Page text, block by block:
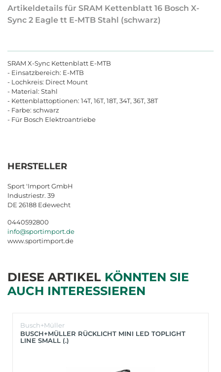
Artikeldetails für SRAM Kettenblatt 16 Bosch X-
Sync 2 Eagle tt E-MTB Stahl (schwarz)
SRAM X-Sync Kettenblatt E-MTB
- Einsatzbereich: E-MTB
- Lochkreis: Direct Mount
- Material: Stahl
- Kettenblattoptionen: 14T, 16T, 18T, 34T, 36T, 38T
- Farbe: schwarz
- Für Bosch Elektroantriebe
HERSTELLER
Sport 'Import GmbH
Industriestr. 39
DE 26188 Edewecht
0440592800
info@sportimport.de
www.sportimport.de
DIESE ARTIKEL KÖNNTEN SIE
AUCH INTERESSIEREN
Busch+Müller
BUSCH+MÜLLER RÜCKLICHT MINI LED TOPLIGHT
LINE SMALL (.)